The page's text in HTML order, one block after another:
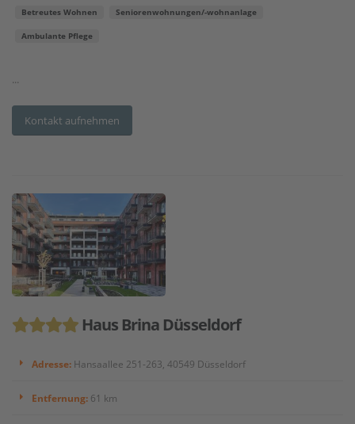
Betreutes Wohnen Seniorenwohnungen/-wohnanlage
Ambulante Pflege
...
Kontakt aufnehmen
Haus Brina Düsseldorf
Adresse: Hansaallee 251-263, 40549 Düsseldorf
Entfernung: 61 km